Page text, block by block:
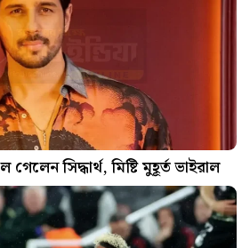
সিদ্ধার্থ, মিষ্টি মুহূর্ত ভাইরাল